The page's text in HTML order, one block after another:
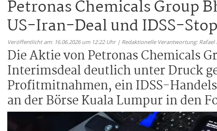
Petronas Chemicals Group
US-Iran-Deal und IDSS-
Veröffentlicht am: 16.06.2026 um 12:22 Uhr | Redaktionelle Verantwortung: Rafael
Die Aktie von Petronas Chemicals
Interimsdeal deutlich unter Druck
Profitmitnahmen, ein IDSS-
an der Börse Kuala Lumpur in den